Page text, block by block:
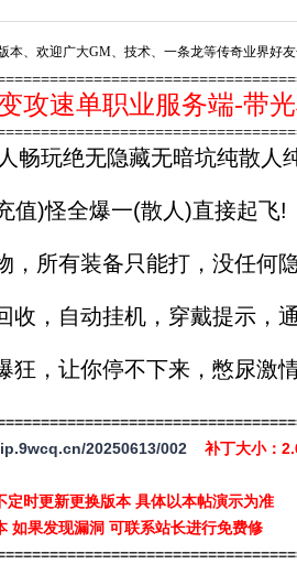
本、欢迎广大GM、技术、一条龙等传奇业界好
攻速单职业服务端-带
畅玩绝无隐藏无暗坑纯散人
值)怪全爆一(散人)直接起飞!
，所有装备只能打，没任何
收，自动挂机，穿戴提示，
狂，让你停不下来，憋尿激
20250613/002 补丁大小：
定时更新更换版本 具体以本帖演示为准
如果发现漏洞 可联系站长进行免费修